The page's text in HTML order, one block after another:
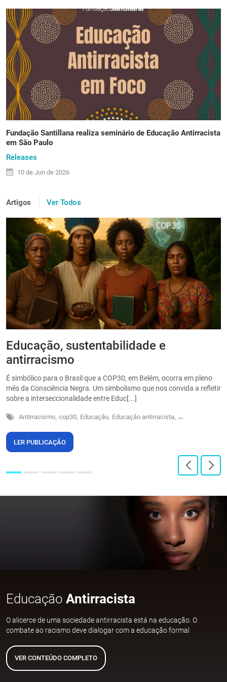
Fundação Santillana realiza seminário de Educação Antirracista
em São Paulo
Releases
10 de Jun de 2026
Artigos Ver Todos
Educação, sustentabilidade e
antirracismo
É simbólico para o Brasil que a COP30, em Belém, ocorra em pleno
mês da Consciência Negra. Um simbolismo que nos convida a refletir
sobre a interseccionalidade entre Educ[...]
Antirracismo, cop30, Educação, Educação antirracista, Sustentabilidade
LER PUBLICAÇÃO
Educação Antirracista
O alicerce de uma sociedade antirracista está na educação. O
combate ao racismo deve dialogar com a educação formal
VER CONTEÚDO COMPLETO